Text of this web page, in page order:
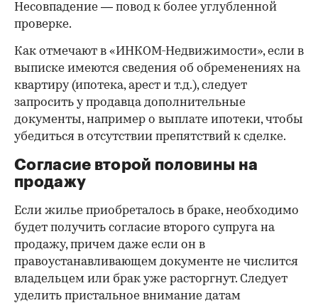
Несовпадение — повод к более углубленной
проверке.
Как отмечают в «ИНКОМ-Недвижимости», если в
выписке имеются сведения об обременениях на
квартиру (ипотека, арест и т.д.), следует
запросить у продавца дополнительные
документы, например о выплате ипотеки, чтобы
убедиться в отсутствии препятствий к сделке.
Согласие второй половины на
продажу
Если жилье приобреталось в браке, необходимо
будет получить согласие второго супруга на
продажу, причем даже если он в
правоустанавливающем документе не числится
владельцем или брак уже расторгнут. Следует
уделить пристальное внимание датам